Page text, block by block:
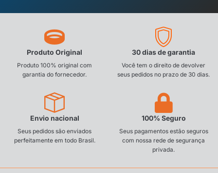
Produto Original
Produto 100% original com
garantia do fornecedor.
30 dias de garantia
Você tem o direito de devolver
seus pedidos no prazo de 30 dias.
Envio nacional
Seus pedidos são enviados
perfeitamente em todo Brasil.
100% Seguro
Seus pagamentos estão seguros
com nossa rede de segurança
privada.